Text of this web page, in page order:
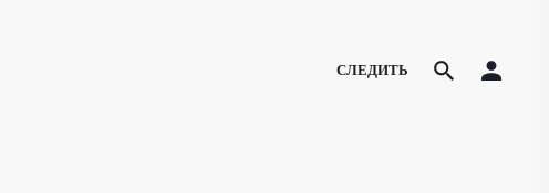
СЛЕДИТЬ